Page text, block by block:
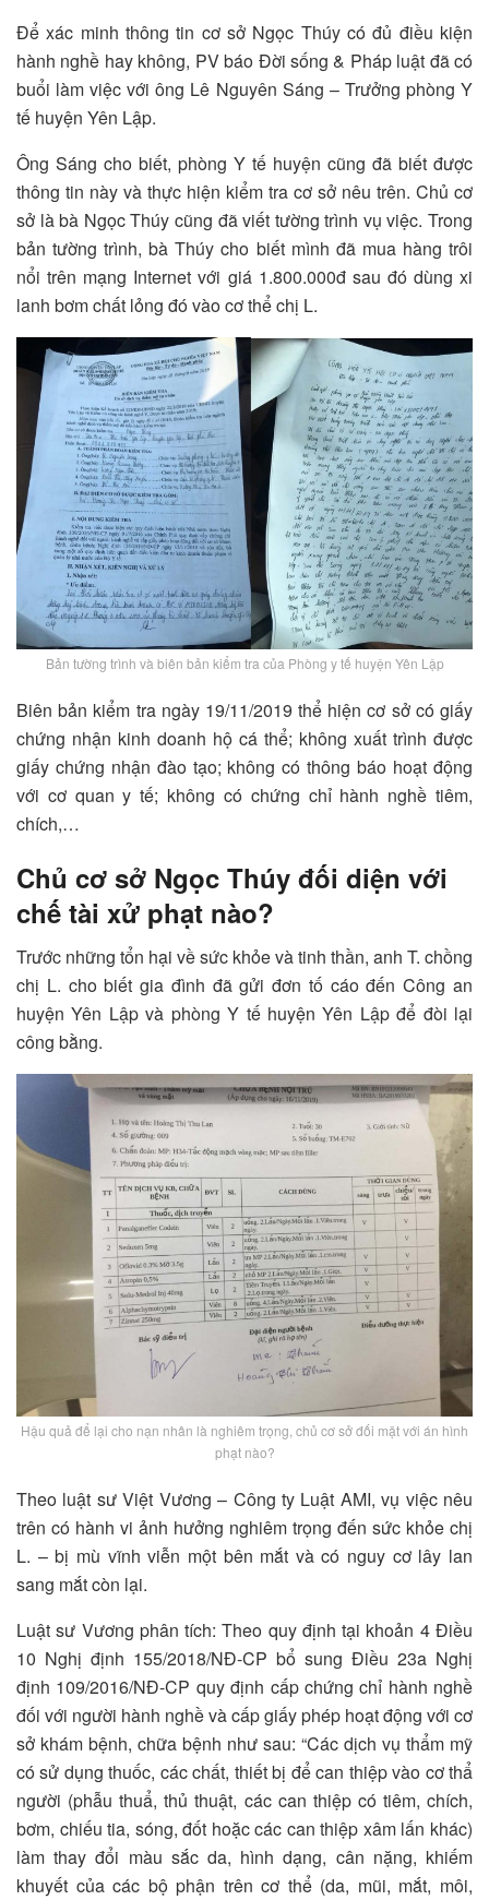
Để xác minh thông tin cơ sở Ngọc Thúy có đủ điều kiện
hành nghề hay không, PV báo Đời sống & Pháp luật đã có
buổi làm việc với ông Lê Nguyên Sáng – Trưởng phòng Y
tế huyện Yên Lập.
Ông Sáng cho biết, phòng Y tế huyện cũng đã biết được
thông tin này và thực hiện kiểm tra cơ sở nêu trên. Chủ cơ
sở là bà Ngọc Thúy cũng đã viết tường trình vụ việc. Trong
bản tường trình, bà Thúy cho biết mình đã mua hàng trôi
nổi trên mạng Internet với giá 1.800.000đ sau đó dùng xi
lanh bơm chất lỏng đó vào cơ thể chị L.
Bản tường trình và biên bản kiểm tra của Phòng y tế huyện Yên Lập
Biên bản kiểm tra ngày 19/11/2019 thể hiện cơ sở có giấy
chứng nhận kinh doanh hộ cá thể; không xuất trình được
giấy chứng nhận đào tạo; không có thông báo hoạt động
với cơ quan y tế; không có chứng chỉ hành nghề tiêm,
chích,…
Chủ cơ sở Ngọc Thúy đối diện với
chế tài xử phạt nào?
Trước những tổn hại về sức khỏe và tinh thần, anh T. chồng
chị L. cho biết gia đình đã gửi đơn tố cáo đến Công an
huyện Yên Lập và phòng Y tế huyện Yên Lập để đòi lại
công bằng.
Hậu quả để lại cho nạn nhân là nghiêm trọng, chủ cơ sở đối mặt với án hình
phạt nào?
Theo luật sư Việt Vương – Công ty Luật AMI, vụ việc nêu
trên có hành vi ảnh hưởng nghiêm trọng đến sức khỏe chị
L. – bị mù vĩnh viễn một bên mắt và có nguy cơ lây lan
sang mắt còn lại.
Luật sư Vương phân tích: Theo quy định tại khoản 4 Điều
10 Nghị định 155/2018/NĐ-CP bổ sung Điều 23a Nghị
định 109/2016/NĐ-CP quy định cấp chứng chỉ hành nghề
đối với người hành nghề và cấp giấy phép hoạt động với cơ
sở khám bệnh, chữa bệnh như sau: “Các dịch vụ thẩm mỹ
có sử dụng thuốc, các chất, thiết bị để can thiệp vào cơ thẩ
người (phẫu thuẩ, thủ thuật, các can thiệp có tiêm, chích,
bơm, chiếu tia, sóng, đốt hoặc các can thiệp xâm lấn khác)
làm thay đổi màu sắc da, hình dạng, cân nặng, khiếm
khuyết của các bộ phận trên cơ thể (da, mũi, mắt, môi,